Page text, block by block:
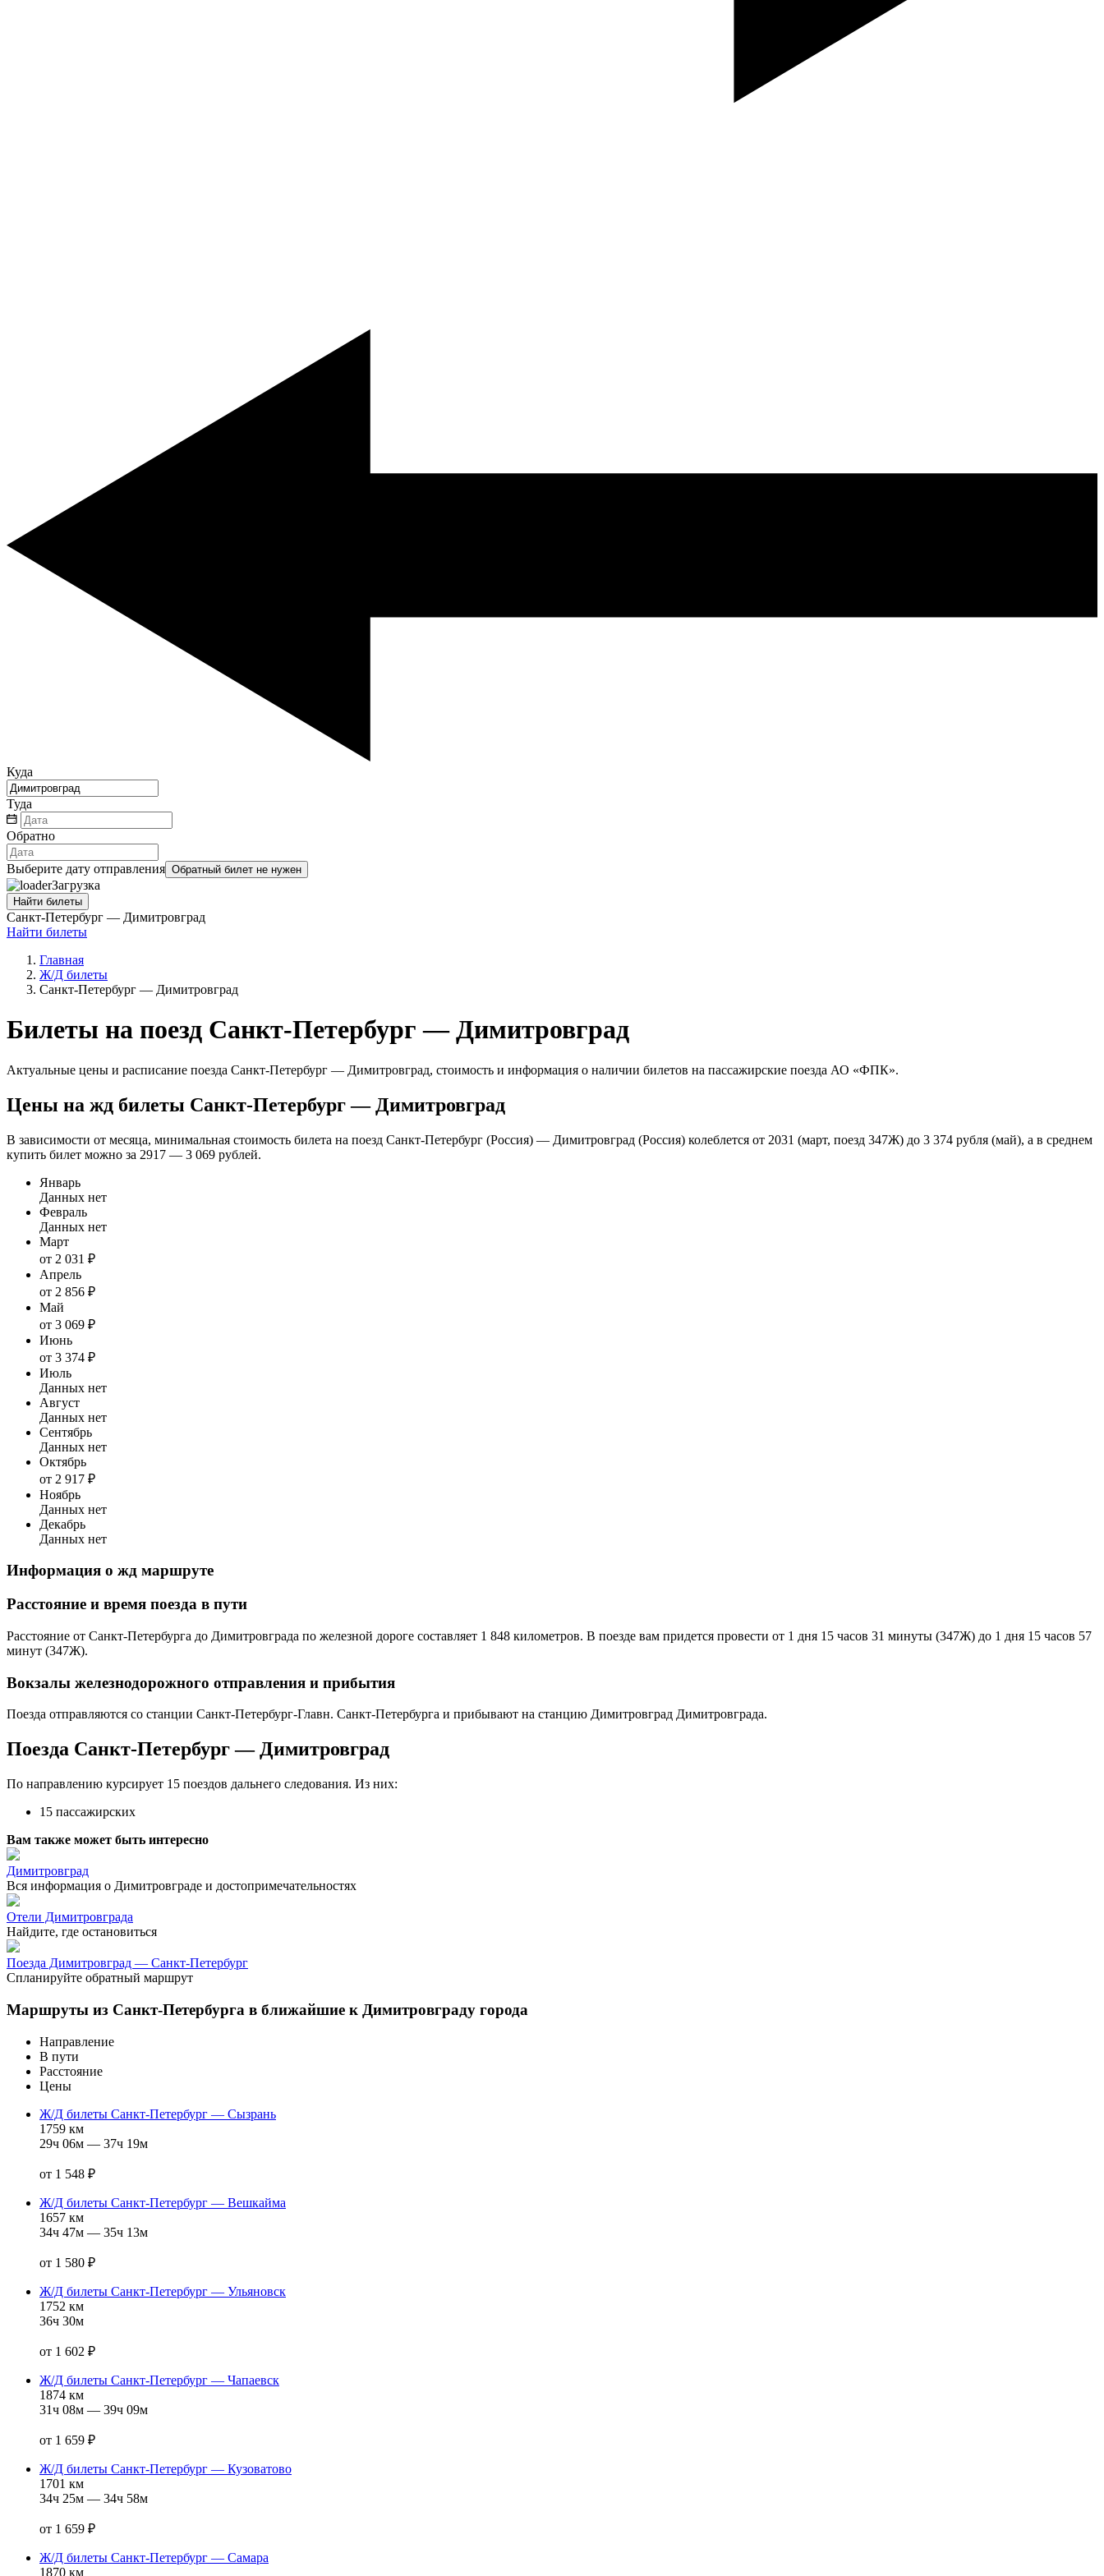
Куда
Туда
Обратно
Выберите дату отправления Обратный билет не нужен
Загрузка
Найти билеты
Санкт-Петербург — Димитровград
Найти билеты
Главная
Ж/Д билеты
Санкт-Петербург — Димитровград
Билеты на поезд Санкт-Петербург — Димитровград
Актуальные цены и расписание поезда Санкт-Петербург — Димитровград, стоимость и информация о наличии билетов на пассажирские поезда АО «ФПК».
Цены на жд билеты Санкт-Петербург — Димитровград
В зависимости от месяца, минимальная стоимость билета на поезд Санкт-Петербург (Россия) — Димитровград (Россия) колеблется от 2031 (март, поезд 347Ж) до 3 374 рубля (май), а в среднем
купить билет можно за 2917 — 3 069 рублей.
Январь
Данных нет
Февраль
Данных нет
Март
от 2 031 ₽
Апрель
от 2 856 ₽
Май
от 3 069 ₽
Июнь
от 3 374 ₽
Июль
Данных нет
Август
Данных нет
Сентябрь
Данных нет
Октябрь
от 2 917 ₽
Ноябрь
Данных нет
Декабрь
Данных нет
Информация о жд маршруте
Расстояние и время поезда в пути
Расстояние от Санкт-Петербурга до Димитровграда по железной дороге составляет 1 848 километров. В поезде вам придется провести от 1 дня 15 часов 31 минуты (347Ж) до 1 дня 15 часов 57
минут (347Ж).
Вокзалы железнодорожного отправления и прибытия
Поезда отправляются со станции Санкт-Петербург-Главн. Санкт-Петербурга и прибывают на станцию Димитровград Димитровграда.
Поезда Санкт-Петербург — Димитровград
По направлению курсирует 15 поездов дальнего следования. Из них:
15 пассажирских
Вам также может быть интересно
Димитровград
Вся информация о Димитровграде и достопримечательностях
Отели Димитровграда
Найдите, где остановиться
Поезда Димитровград — Санкт-Петербург
Спланируйте обратный маршрут
Маршруты из Санкт-Петербурга в ближайшие к Димитровграду города
Направление
В пути
Расстояние
Цены
Ж/Д билеты Санкт‑Петербург — Сызрань
1759 км
29ч 06м — 37ч 19м
от 1 548 ₽
Ж/Д билеты Санкт‑Петербург — Вешкайма
1657 км
34ч 47м — 35ч 13м
от 1 580 ₽
Ж/Д билеты Санкт‑Петербург — Ульяновск
1752 км
36ч 30м
от 1 602 ₽
Ж/Д билеты Санкт‑Петербург — Чапаевск
1874 км
31ч 08м — 39ч 09м
от 1 659 ₽
Ж/Д билеты Санкт‑Петербург — Кузоватово
1701 км
34ч 25м — 34ч 58м
от 1 659 ₽
Ж/Д билеты Санкт‑Петербург — Самара
1870 км